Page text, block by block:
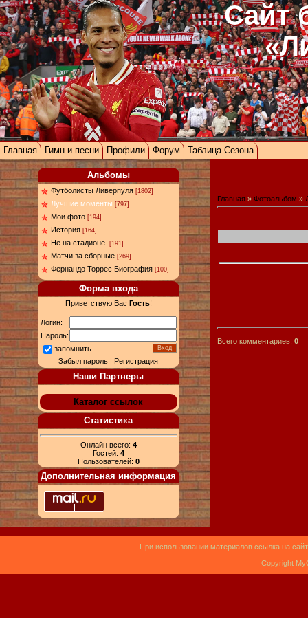
Сайт
Главная Гимн и песни Профили Форум Таблица Сезона
Альбомы
Футболисты Ливерпуля [1802]
Лучшие моменты [797]
Мои фото [194]
История [164]
Не на стадионе. [191]
Матчи за сборные [269]
Фернандо Торрес Биография [100]
Форма входа
Приветствую Вас Гость!
Логин:
Пароль:
запомнить
Забыл пароль |Регистрация
Наши Партнеры
Каталог ссылок
Статистика
Онлайн всего: 4
Гостей: 4
Пользователей: 0
Дополнительная информация
Главная » Фотоальбом »
Всего комментариев: 0
При использовании материалов ссылка на
Copyright